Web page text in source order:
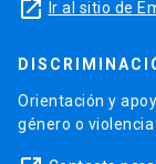
launch Ir al sitio de
Orientación y
género o violencia